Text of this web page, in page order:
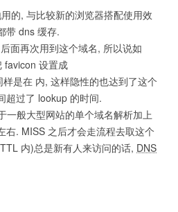
的, 与比较新的浏览器搭配使用效
带 dns 缓存.
面再次用到这个域名, 所以说如
favicon 设置成
是在 内, 这样隐性的也达到了这个
超过了 lookup 的时间.
一般大型网站的单个域名解析加上
右. MISS 之后才会走流程去取这个
内)总是新有人来访问的话, DNS